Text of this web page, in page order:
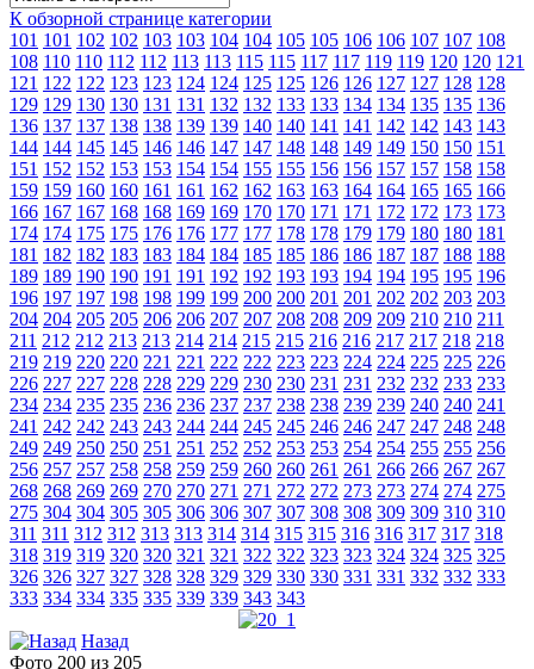
К обзорной странице категории
101 101 102 102 103 103 104 104 105 105 106 106 107 107 108
108 110 110 112 112 113 113 115 115 117 117 119 119 120 120 121
121 122 122 123 123 124 124 125 125 126 126 127 127 128 128
129 129 130 130 131 131 132 132 133 133 134 134 135 135 136
136 137 137 138 138 139 139 140 140 141 141 142 142 143 143
144 144 145 145 146 146 147 147 148 148 149 149 150 150 151
151 152 152 153 153 154 154 155 155 156 156 157 157 158 158
159 159 160 160 161 161 162 162 163 163 164 164 165 165 166
166 167 167 168 168 169 169 170 170 171 171 172 172 173 173
174 174 175 175 176 176 177 177 178 178 179 179 180 180 181
181 182 182 183 183 184 184 185 185 186 186 187 187 188 188
189 189 190 190 191 191 192 192 193 193 194 194 195 195 196
196 197 197 198 198 199 199 200 200 201 201 202 202 203 203
204 204 205 205 206 206 207 207 208 208 209 209 210 210 211
211 212 212 213 213 214 214 215 215 216 216 217 217 218 218
219 219 220 220 221 221 222 222 223 223 224 224 225 225 226
226 227 227 228 228 229 229 230 230 231 231 232 232 233 233
234 234 235 235 236 236 237 237 238 238 239 239 240 240 241
241 242 242 243 243 244 244 245 245 246 246 247 247 248 248
249 249 250 250 251 251 252 252 253 253 254 254 255 255 256
256 257 257 258 258 259 259 260 260 261 261 266 266 267 267
268 268 269 269 270 270 271 271 272 272 273 273 274 274 275
275 304 304 305 305 306 306 307 307 308 308 309 309 310 310
311 311 312 312 313 313 314 314 315 315 316 316 317 317 318
318 319 319 320 320 321 321 322 322 323 323 324 324 325 325
326 326 327 327 328 328 329 329 330 330 331 331 332 332 333
333 334 334 335 335 339 339 343 343
Назад
Фото 200 из 205